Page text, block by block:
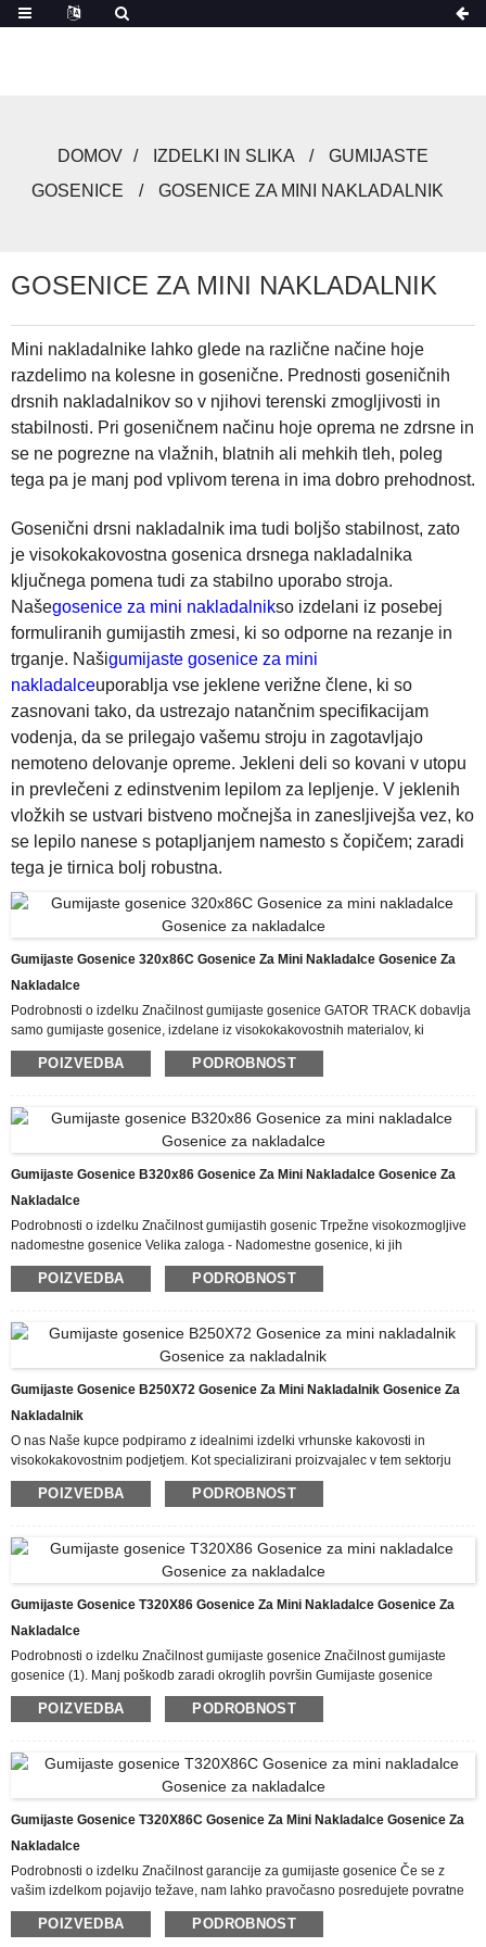
DOMOV IZDELKI IN SLIKA
GUMIJASTE
GOSENICE
GOSENICE ZA MINI NAKLADALNIK
GOSENICE ZA MINI NAKLADALNIK
Mini nakladalnike lahko glede na različne načine hoje
razdelimo na kolesne in gosenične. Prednosti goseničnih
drsnih nakladalnikov so v njihovi terenski zmogljivosti in
stabilnosti. Pri goseničnem načinu hoje oprema ne zdrsne in
se ne pogrezne na vlažnih, blatnih ali mehkih tleh, poleg
tega pa je manj pod vplivom terena in ima dobro prehodnost.
Gosenični drsni nakladalnik ima tudi boljšo stabilnost, zato
je visokokakovostna gosenica drsnega nakladalnika
ključnega pomena tudi za stabilno uporabo stroja.
Našegosenice za mini nakladalnikso izdelani iz posebej
formuliranih gumijastih zmesi, ki so odporne na rezanje in
trganje. Našigumijaste gosenice za mini
nakladalceuporablja vse jeklene verižne člene, ki so
zasnovani tako, da ustrezajo natančnim specifikacijam
vodenja, da se prilegajo vašemu stroju in zagotavljajo
nemoteno delovanje opreme. Jekleni deli so kovani v utopu
in prevlečeni z edinstvenim lepilom za lepljenje. V jeklenih
vložkih se ustvari bistveno močnejša in zanesljivejša vez, ko
se lepilo nanese s potapljanjem namesto s čopičem; zaradi
tega je tirnica bolj robustna.
Gumijaste Gosenice 320x86C Gosenice Za Mini Nakladalce Gosenice Za
Nakladalce
Podrobnosti o izdelku Značilnost gumijaste gosenice GATOR TRACK dobavlja
samo gumijaste gosenice, izdelane iz visokokakovostnih materialov, ki
zagotavljajo vrhunsko zmogljivost v najrazličnejših delovnih pogojih. Poleg
tega gumijaste gosenice, ki jih dobavljamo na naši spletni strani, prihajajo od
gosenica je nova vrsta podvozja, ki se uporablja na majhnih bagrih in drugih
srednje velikih in velikih gradbenih strojih. Ima gosenično steno ...
POIZVEDBA PODROBNOST
Gumijaste Gosenice B320x86 Gosenice Za Mini Nakladalce Gosenice Za
Nakladalce
Podrobnosti o izdelku Značilnost gumijastih gosenic Trpežne visokozmogljive
nadomestne gosenice Velika zaloga - Nadomestne gosenice, ki jih
potrebujete, vam lahko dobavimo takrat, ko jih potrebujete; zato vam ni treba
skrbeti za izpade, medtem ko čakate na dele. Hitra dostava ali prevzem - Naše
naročite; če pa ste lokalni, lahko naročilo prevzamete neposredno pri nas.
Strokovnjaki na voljo - Naši usposobljeni in izkušeni člani ekipe poznajo vaše
POIZVEDBA PODROBNOST
Gumijaste Gosenice B250X72 Gosenice Za Mini Nakladalnik Gosenice Za
Nakladalnik
O nas Naše kupce podpiramo z idealnimi izdelki vrhunske kakovosti in
visokokakovostnim podjetjem. Kot specializirani proizvajalec v tem sektorju
smo si pridobili bogate praktične delovne izkušnje s proizvodnjo in
upravljanjem mini bagrov za Kitajsko. Z visoko kakovostjo, razumno ceno,
strankam pomagajo uspešno doseči njihove cilje, je naše podjetje deležno
pohval tako na domačem kot tujem trgu. Kupci ...
POIZVEDBA PODROBNOST
Gumijaste Gosenice T320X86 Gosenice Za Mini Nakladalce Gosenice Za
Nakladalce
Podrobnosti o izdelku Značilnost gumijaste gosenice Značilnost gumijaste
gosenice (1). Manj poškodb zaradi okroglih površin Gumijaste gosenice
povzročajo manj škode na cestah kot jeklene gosenice in manj kolesnic na
mehkih tleh kot jeklene gosenice kolesnih izdelkov. (2). Nizek hrup Gumijaste
hrupne kot jeklene gosenice. (3). Visoka hitrost Gumijaste gosenice
omogočajo strojem, da se premikajo z večjo hitrostjo kot jeklene gosenice. (4).
Manj vibracij Gumijaste gosenice izolirajo ...
POIZVEDBA PODROBNOST
Gumijaste Gosenice T320X86C Gosenice Za Mini Nakladalce Gosenice Za
Nakladalce
Podrobnosti o izdelku Značilnost garancije za gumijaste gosenice Če se z
vašim izdelkom pojavijo težave, nam lahko pravočasno posredujete povratne
informacije, mi pa se vam bomo odzvali in težavo ustrezno obravnavali v
skladu s predpisi našega podjetja. Verjamemo, da lahko naše storitve
POIZVEDBA PODROBNOST